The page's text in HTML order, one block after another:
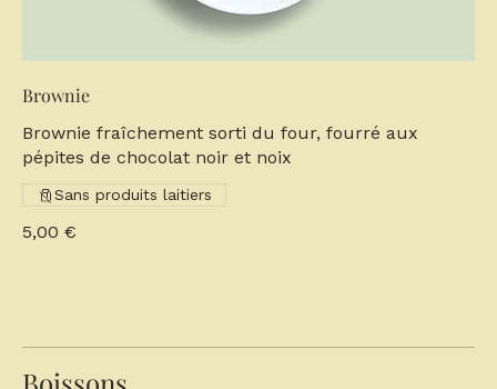
Brownie
Brownie fraîchement sorti du four, fourré aux
pépites de chocolat noir et noix
5,00 €
Sans produits laitiers